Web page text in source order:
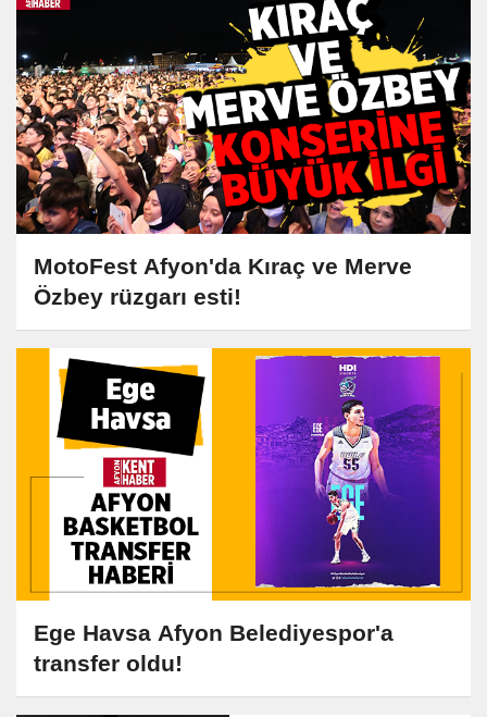
MotoFest Afyon'da Kıraç ve Merve
Özbey rüzgarı esti!
Ege Havsa Afyon Belediyespor'a
transfer oldu!